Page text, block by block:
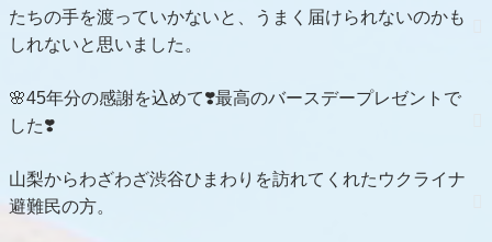
たちの手を渡っていかないと、うまく届けられないのかも
しれないと思いました。
🌸45年分の感謝を込めて❣️最高のバースデープレゼントで
した❣️
山梨からわざわざ渋谷ひまわりを訪れてくれたウクライナ
避難民の方。